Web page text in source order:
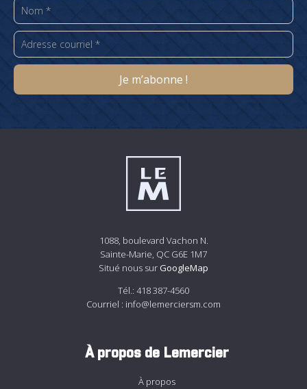
1088, boulevard Vachon N.
Sainte-Marie, QC G6E 1M7
Situé nous sur GoogleMap
Tél.: 418 387-4560
Courriel : info@lemerciersm.com
À propos de Lemercier
À propos